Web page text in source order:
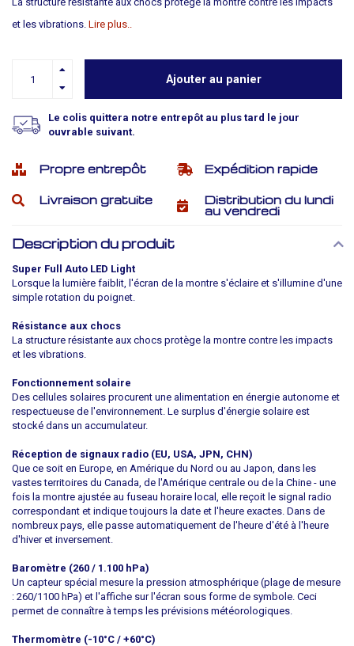
et les vibrations. Lire plus..
Ajouter au panier
Le colis quittera notre entrepôt au plus tard le jour
ouvrable suivant.
Propre entrepôt Expédition rapide
Livraison gratuite Distribution du lundi
au vendredi
Description du produit
Super Full Auto LED Light
Lorsque la lumière faiblit, l'écran de la montre s'éclaire et s'illumine d'une
simple rotation du poignet.
Résistance aux chocs
La structure résistante aux chocs protège la montre contre les impacts
et les vibrations.
Fonctionnement solaire
Des cellules solaires procurent une alimentation en énergie autonome et
respectueuse de l'environnement. Le surplus d'énergie solaire est
stocké dans un accumulateur.
Réception de signaux radio (EU, USA, JPN, CHN)
Que ce soit en Europe, en Amérique du Nord ou au Japon, dans les
vastes territoires du Canada, de l'Amérique centrale ou de la Chine - une
fois la montre ajustée au fuseau horaire local, elle reçoit le signal radio
correspondant et indique toujours la date et l'heure exactes. Dans de
nombreux pays, elle passe automatiquement de l'heure d'été à l'heure
d'hiver et inversement.
Baromètre (260 / 1.100 hPa)
Un capteur spécial mesure la pression atmosphérique (plage de mesure
: 260/1100 hPa) et l'affiche sur l'écran sous forme de symbole. Ceci
permet de connaître à temps les prévisions météorologiques.
Thermomètre (-10°C / +60°C)